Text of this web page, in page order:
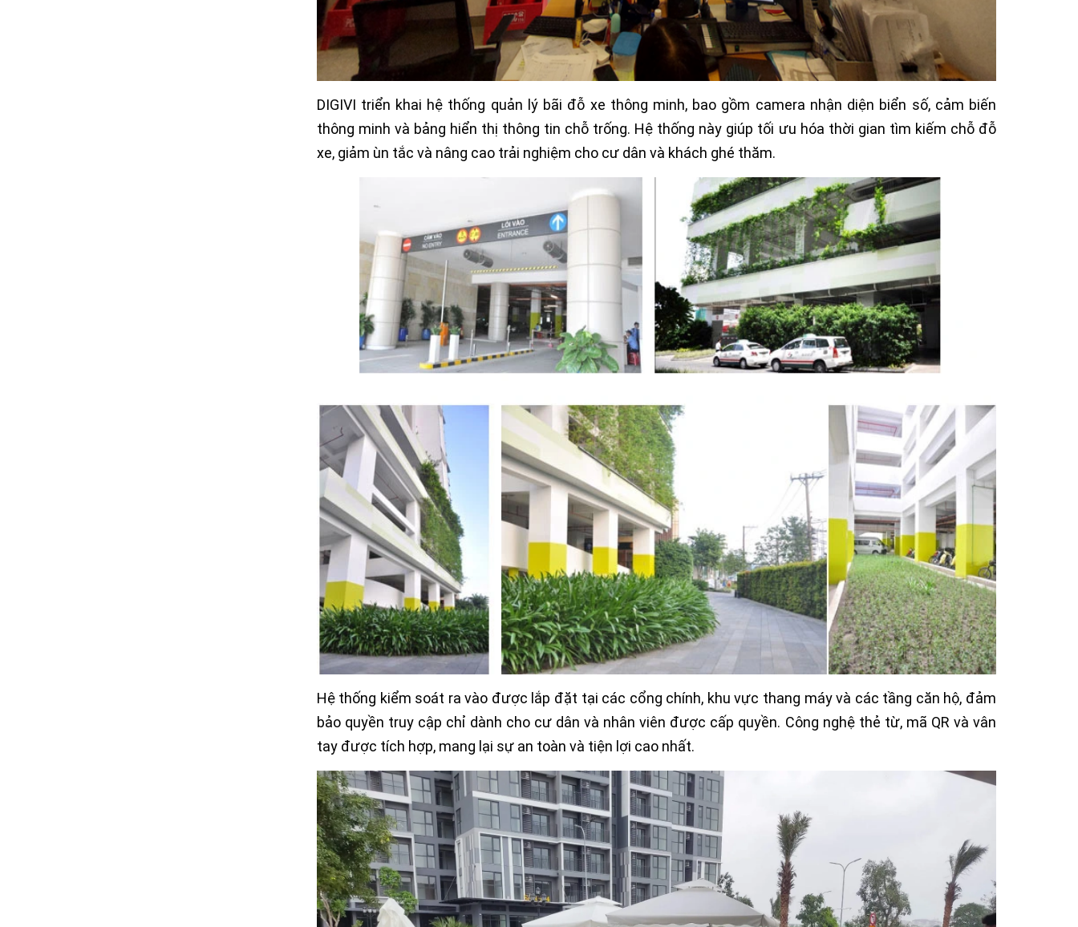
DIGIVI triển khai hệ thống quản lý bãi đỗ xe thông minh, bao gồm camera nhận diện biển số, cảm biến
thông minh và bảng hiển thị thông tin chỗ trống. Hệ thống này giúp tối ưu hóa thời gian tìm kiếm chỗ đỗ
xe, giảm ùn tắc và nâng cao trải nghiệm cho cư dân và khách ghé thăm.
Hệ thống kiểm soát ra vào được lắp đặt tại các cổng chính, khu vực thang máy và các tầng căn hộ, đảm
bảo quyền truy cập chỉ dành cho cư dân và nhân viên được cấp quyền. Công nghệ thẻ từ, mã QR và vân
tay được tích hợp, mang lại sự an toàn và tiện lợi cao nhất.